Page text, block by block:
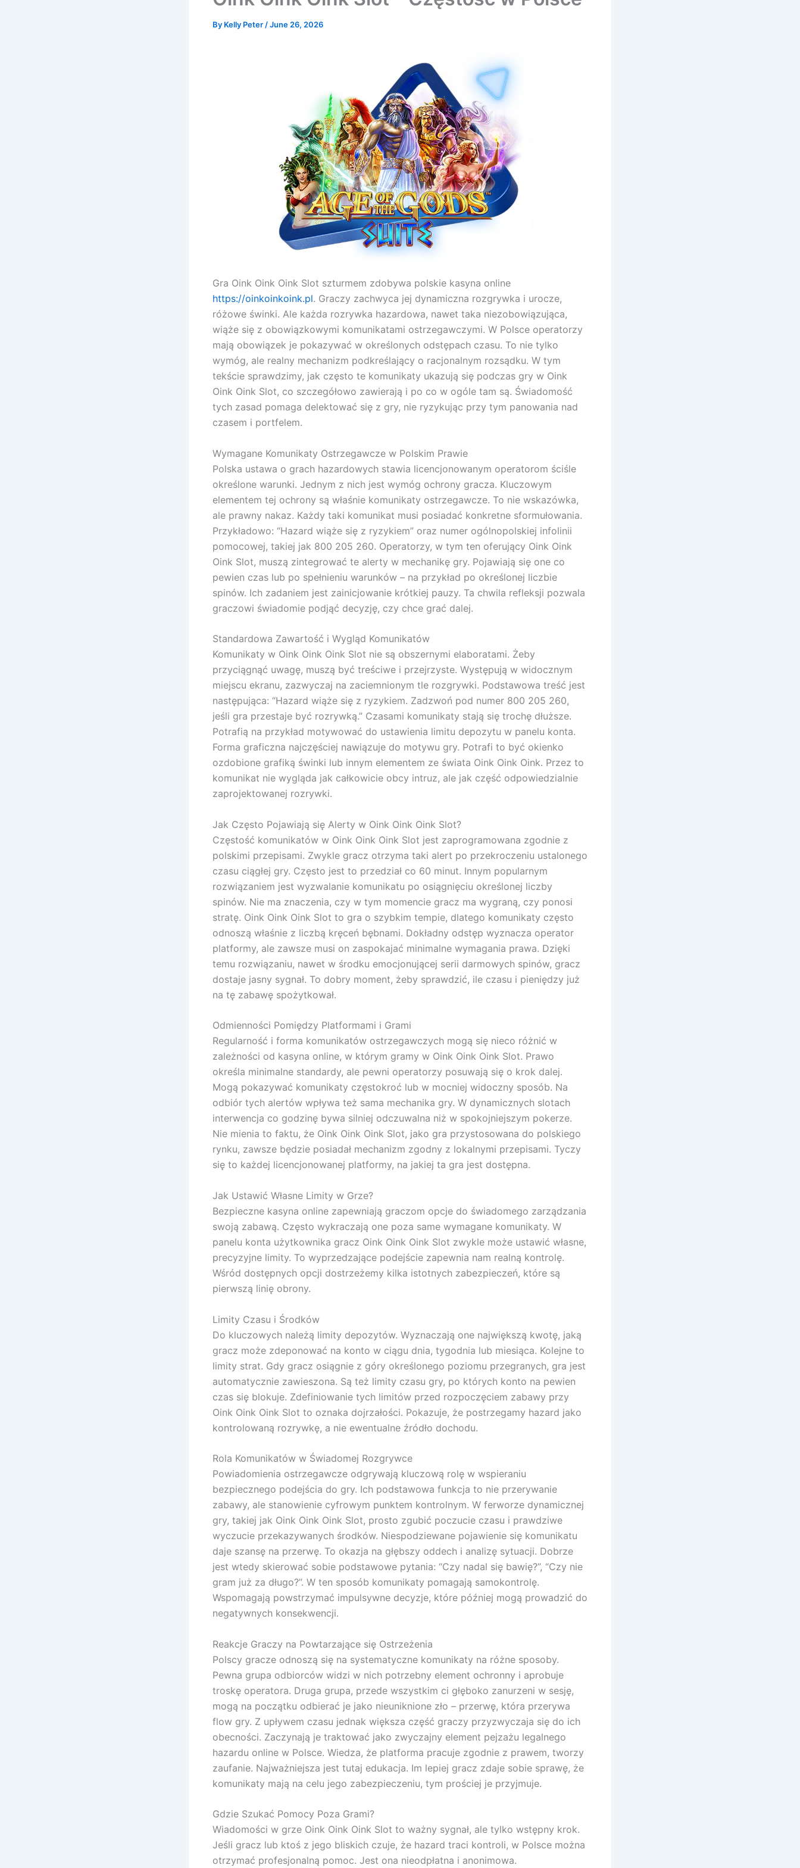
By Kelly Peter /June 26, 2026
Gra Oink Oink Oink Slot szturmem zdobywa polskie kasyna online
https://oinkoinkoink.pl. Graczy zachwyca jej dynamiczna rozgrywka i urocze,
różowe świnki. Ale każda rozrywka hazardowa, nawet taka niezobowiązująca,
wiąże się z obowiązkowymi komunikatami ostrzegawczymi. W Polsce operatorzy
mają obowiązek je pokazywać w określonych odstępach czasu. To nie tylko
wymóg, ale realny mechanizm podkreślający o racjonalnym rozsądku. W tym
tekście sprawdzimy, jak często te komunikaty ukazują się podczas gry w Oink
Oink Oink Slot, co szczegółowo zawierają i po co w ogóle tam są. Świadomość
tych zasad pomaga delektować się z gry, nie ryzykując przy tym panowania nad
czasem i portfelem.
Wymagane Komunikaty Ostrzegawcze w Polskim Prawie
Polska ustawa o grach hazardowych stawia licencjonowanym operatorom ściśle
określone warunki. Jednym z nich jest wymóg ochrony gracza. Kluczowym
elementem tej ochrony są właśnie komunikaty ostrzegawcze. To nie wskazówka,
ale prawny nakaz. Każdy taki komunikat musi posiadać konkretne sformułowania.
Przykładowo: “Hazard wiąże się z ryzykiem” oraz numer ogólnopolskiej infolinii
pomocowej, takiej jak 800 205 260. Operatorzy, w tym ten oferujący Oink Oink
Oink Slot, muszą zintegrować te alerty w mechanikę gry. Pojawiają się one co
pewien czas lub po spełnieniu warunków – na przykład po określonej liczbie
spinów. Ich zadaniem jest zainicjowanie krótkiej pauzy. Ta chwila refleksji pozwala
graczowi świadomie podjąć decyzję, czy chce grać dalej.
Standardowa Zawartość i Wygląd Komunikatów
Komunikaty w Oink Oink Oink Slot nie są obszernymi elaboratami. Żeby
przyciągnąć uwagę, muszą być treściwe i przejrzyste. Występują w widocznym
miejscu ekranu, zazwyczaj na zaciemnionym tle rozgrywki. Podstawowa treść jest
następująca: “Hazard wiąże się z ryzykiem. Zadzwoń pod numer 800 205 260,
jeśli gra przestaje być rozrywką.” Czasami komunikaty stają się trochę dłuższe.
Potrafią na przykład motywować do ustawienia limitu depozytu w panelu konta.
Forma graficzna najczęściej nawiązuje do motywu gry. Potrafi to być okienko
ozdobione grafiką świnki lub innym elementem ze świata Oink Oink Oink. Przez to
komunikat nie wygląda jak całkowicie obcy intruz, ale jak część odpowiedzialnie
zaprojektowanej rozrywki.
Jak Często Pojawiają się Alerty w Oink Oink Oink Slot?
Częstość komunikatów w Oink Oink Oink Slot jest zaprogramowana zgodnie z
polskimi przepisami. Zwykle gracz otrzyma taki alert po przekroczeniu ustalonego
czasu ciągłej gry. Często jest to przedział co 60 minut. Innym popularnym
rozwiązaniem jest wyzwalanie komunikatu po osiągnięciu określonej liczby
spinów. Nie ma znaczenia, czy w tym momencie gracz ma wygraną, czy ponosi
stratę. Oink Oink Oink Slot to gra o szybkim tempie, dlatego komunikaty często
odnoszą właśnie z liczbą kręceń bębnami. Dokładny odstęp wyznacza operator
platformy, ale zawsze musi on zaspokajać minimalne wymagania prawa. Dzięki
temu rozwiązaniu, nawet w środku emocjonującej serii darmowych spinów, gracz
dostaje jasny sygnał. To dobry moment, żeby sprawdzić, ile czasu i pieniędzy już
na tę zabawę spożytkował.
Odmienności Pomiędzy Platformami i Grami
Regularność i forma komunikatów ostrzegawczych mogą się nieco różnić w
zależności od kasyna online, w którym gramy w Oink Oink Oink Slot. Prawo
określa minimalne standardy, ale pewni operatorzy posuwają się o krok dalej.
Mogą pokazywać komunikaty częstokroć lub w mocniej widoczny sposób. Na
odbiór tych alertów wpływa też sama mechanika gry. W dynamicznych slotach
interwencja co godzinę bywa silniej odczuwalna niż w spokojniejszym pokerze.
Nie mienia to faktu, że Oink Oink Oink Slot, jako gra przystosowana do polskiego
rynku, zawsze będzie posiadał mechanizm zgodny z lokalnymi przepisami. Tyczy
się to każdej licencjonowanej platformy, na jakiej ta gra jest dostępna.
Jak Ustawić Własne Limity w Grze?
Bezpieczne kasyna online zapewniają graczom opcje do świadomego zarządzania
swoją zabawą. Często wykraczają one poza same wymagane komunikaty. W
panelu konta użytkownika gracz Oink Oink Oink Slot zwykle może ustawić własne,
precyzyjne limity. To wyprzedzające podejście zapewnia nam realną kontrolę.
Wśród dostępnych opcji dostrzeżemy kilka istotnych zabezpieczeń, które są
pierwszą linię obrony.
Limity Czasu i Środków
Do kluczowych należą limity depozytów. Wyznaczają one największą kwotę, jaką
gracz może zdeponować na konto w ciągu dnia, tygodnia lub miesiąca. Kolejne to
limity strat. Gdy gracz osiągnie z góry określonego poziomu przegranych, gra jest
automatycznie zawieszona. Są też limity czasu gry, po których konto na pewien
czas się blokuje. Zdefiniowanie tych limitów przed rozpoczęciem zabawy przy
Oink Oink Oink Slot to oznaka dojrzałości. Pokazuje, że postrzegamy hazard jako
kontrolowaną rozrywkę, a nie ewentualne źródło dochodu.
Rola Komunikatów w Świadomej Rozgrywce
Powiadomienia ostrzegawcze odgrywają kluczową rolę w wspieraniu
bezpiecznego podejścia do gry. Ich podstawowa funkcja to nie przerywanie
zabawy, ale stanowienie cyfrowym punktem kontrolnym. W ferworze dynamicznej
gry, takiej jak Oink Oink Oink Slot, prosto zgubić poczucie czasu i prawdziwe
wyczucie przekazywanych środków. Niespodziewane pojawienie się komunikatu
daje szansę na przerwę. To okazja na głębszy oddech i analizę sytuacji. Dobrze
jest wtedy skierować sobie podstawowe pytania: “Czy nadal się bawię?”, “Czy nie
gram już za długo?”. W ten sposób komunikaty pomagają samokontrolę.
Wspomagają powstrzymać impulsywne decyzje, które później mogą prowadzić do
negatywnych konsekwencji.
Reakcje Graczy na Powtarzające się Ostrzeżenia
Polscy gracze odnoszą się na systematyczne komunikaty na różne sposoby.
Pewna grupa odbiorców widzi w nich potrzebny element ochronny i aprobuje
troskę operatora. Druga grupa, przede wszystkim ci głęboko zanurzeni w sesję,
mogą na początku odbierać je jako nieuniknione zło – przerwę, która przerywa
flow gry. Z upływem czasu jednak większa część graczy przyzwyczaja się do ich
obecności. Zaczynają je traktować jako zwyczajny element pejzażu legalnego
hazardu online w Polsce. Wiedza, że platforma pracuje zgodnie z prawem, tworzy
zaufanie. Najważniejsza jest tutaj edukacja. Im lepiej gracz zdaje sobie sprawę, że
komunikaty mają na celu jego zabezpieczeniu, tym prościej je przyjmuje.
Gdzie Szukać Pomocy Poza Grami?
Wiadomości w grze Oink Oink Oink Slot to ważny sygnał, ale tylko wstępny krok.
Jeśli gracz lub ktoś z jego bliskich czuje, że hazard traci kontroli, w Polsce można
otrzymać profesjonalną pomoc. Jest ona nieodpłatna i anonimowa.